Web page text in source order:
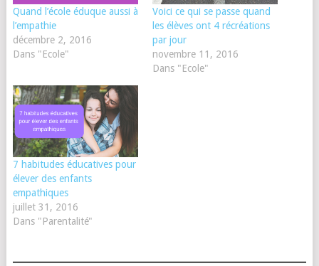
Quand l’école éduque aussi à
l’empathie
décembre 2, 2016
Dans "Ecole"
Voici ce qui se passe quand
les élèves ont 4 récréations
par jour
novembre 11, 2016
Dans "Ecole"
7 habitudes éducatives pour
élever des enfants
empathiques
juillet 31, 2016
Dans "Parentalité"